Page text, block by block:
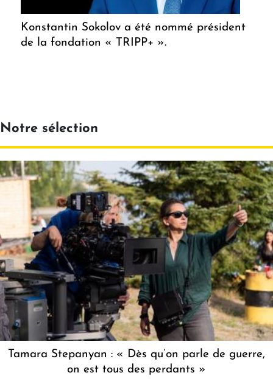
Konstantin Sokolov a été nommé président
de la fondation « TRIPP+ ».
Notre sélection
Tamara Stepanyan : « Dès qu’on parle de guerre,
on est tous des perdants »